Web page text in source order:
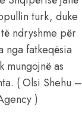
turk, duke
ndryshme për
nga fatkeqësia
mungojnë as
( Olsi Shehu –
)